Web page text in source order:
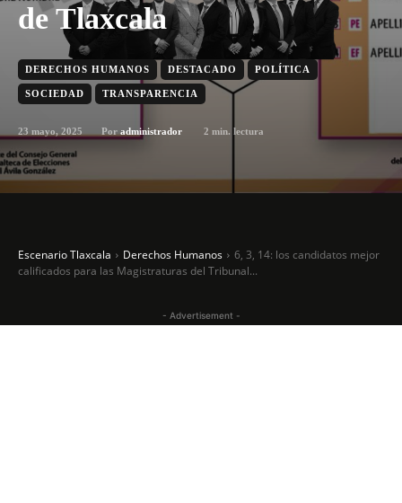
de Tlaxcala
DERECHOS HUMANOS DESTACADO POLÍTICA
SOCIEDAD TRANSPARENCIA
23 mayo, 2025 Por administrador 2 min. lectura
Escenario Tlaxcala Derechos Humanos
6, 3, 14: los candidatos mejor
calificados para las Magistraturas del Tribunal...
- Advertisement -